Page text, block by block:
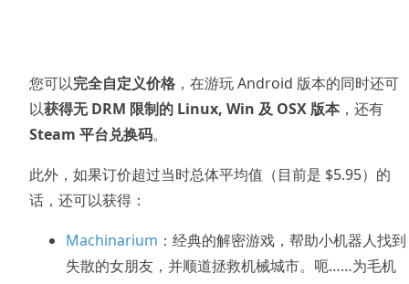
您可以完全自定义价格 ，在游玩 Android 版本的同时还可
以获得无 DRM 限制的 Linux, Win 及 OSX 版本，还有
Steam 平台兑换码。
此外，如果订价超过当时总体平均值（目前是 $5.95）的
话，还可以获得：
Machinarium ：经典的解密游戏，帮助小机器人找到
失散的女朋友，并顺道拯救机械城市。呃……为毛机